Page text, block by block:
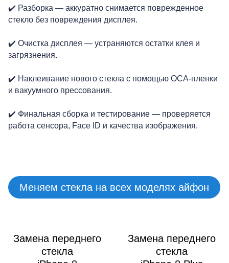
✔️ Разборка — аккуратно снимается поврежденное
стекло без повреждения дисплея.
✔️ Очистка дисплея — устраняются остатки клея и
загрязнения.
✔️ Наклеивание нового стекла с помощью OCA-пленки
и вакуумного прессования.
✔️ Финальная сборка и тестирование — проверяется
работа сенсора, Face ID и качества изображения.
Меняем стекла на всех моделях айфон
Замена переднего
стекла
Замена переднего
стекла